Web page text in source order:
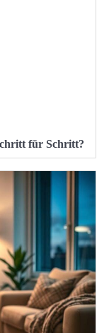
für Schritt?